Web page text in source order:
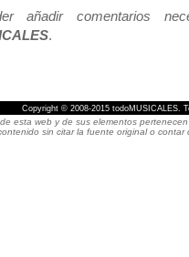
añadir comentarios
.
Copyright © 2008-2015 todoMUSICALES.
esta web y de sus elementos
sin citar la fuente original o